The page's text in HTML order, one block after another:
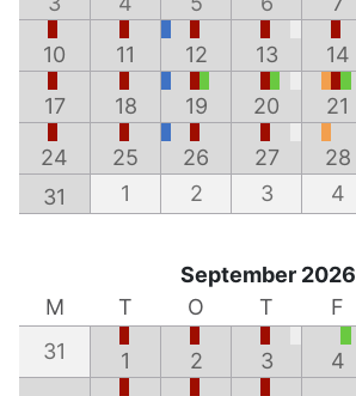
10 11 12 13 14
17 18 19 20 21
24 25 26 27 28
31
1 2 3 4
September 2026
M
T O T F
31
1 2 3 4